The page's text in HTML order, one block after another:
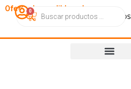
OfertasImperdibles.cl
CatálogoContactoNosotros
0